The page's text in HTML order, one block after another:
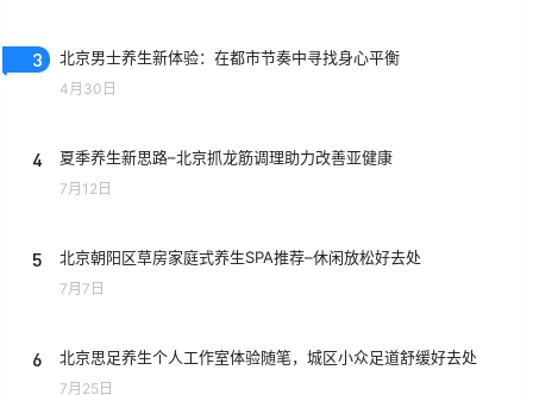
3 北京男士养生新体验：在都市节奏中寻找身心平衡
4月30日
4 夏季养生新思路–北京抓龙筋调理助力改善亚健康
7月12日
5 北京朝阳区草房家庭式养生SPA推荐–休闲放松好去处
7月7日
6 北京思足养生个人工作室体验随笔，城区小众足道舒缓好去处
7月25日